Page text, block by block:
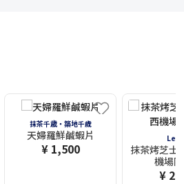
抹茶千歳・築地千歲
天婦羅鮮鹹蝦片
¥ 1,500
抹茶烤芝士
機場
¥